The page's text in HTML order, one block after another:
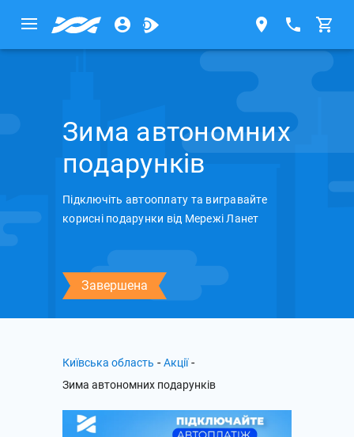
Зима автономних
подарунків
Підключіть автооплату та вигравайте
корисні подарунки від Мережі Ланет
Завершена
Київська область - Акції -
Зима автономних подарунків